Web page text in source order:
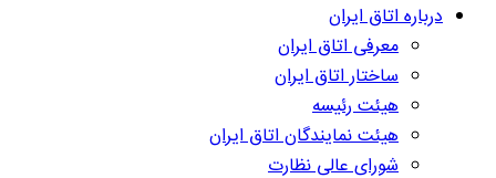
درباره اتاق ایران
معرفی اتاق ایران
ساختار اتاق ایران
هیئت رئیسه
هیئت نمایندگان اتاق ایران
شورای عالی نظارت